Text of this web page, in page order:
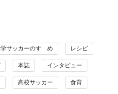
サッカーのすゝめ レシピ
本誌 インタビュー
高校サッカー 食育